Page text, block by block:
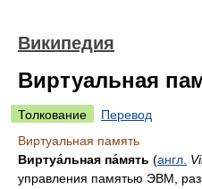
Википедия
Виртуальная
Толкование
Перевод
Виртуальная память
Виртуа́льная па́мять (англ.
управления памятью ЭВМ,